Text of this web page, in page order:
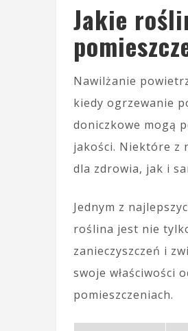
Jakie
Nawilżanie
kiedy ogrzewanie
doniczkowe mogą
jakości. Niektóre z
dla zdrowia, jak i
Jednym z
roślina jest nie
zanieczyszczeń i
swoje właściwości
pomieszczeniach.